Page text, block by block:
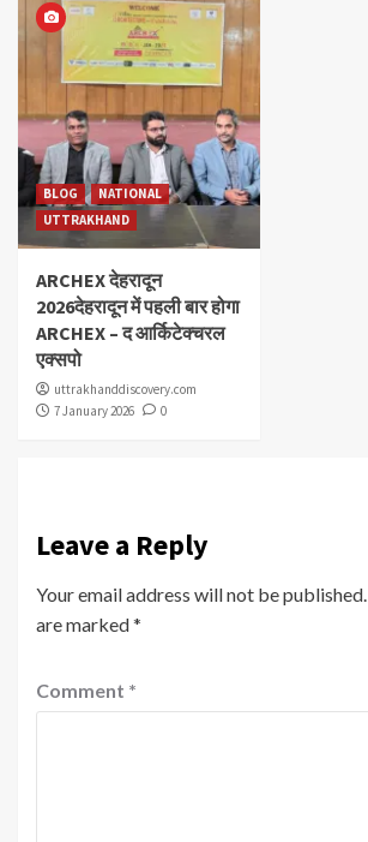
BLOG
NATIONAL
UTTRAKHAND
ARCHEX देहरादून
2026देहरादून में पहली बार होगा
ARCHEX – द आर्किटेक्चरल
एक्सपो
uttrakhanddiscovery.com
7 January 2026
0
Leave a Reply
Your email address will not be published.
are marked*
Comment *